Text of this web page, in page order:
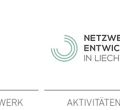
AKTIVITÄTEN